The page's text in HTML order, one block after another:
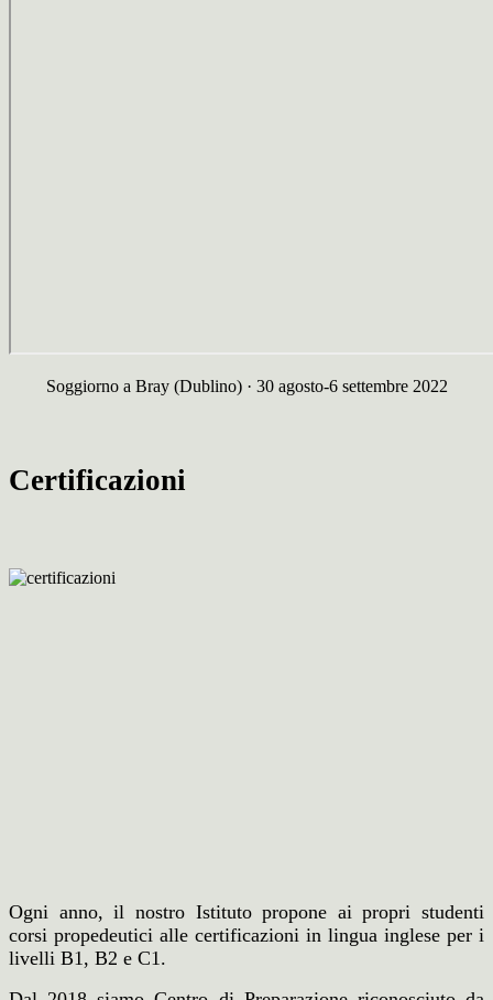
Soggiorno a Bray (Dublino) · 30 agosto-6 settembre 2022
Certificazioni
Ogni anno, il nostro Istituto propone ai propri studenti
corsi propedeutici alle certificazioni in lingua inglese per i
livelli B1, B2 e C1.